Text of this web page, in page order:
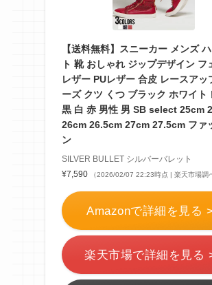
【送料無料】スニーカー メンズ
ト 靴 おしゃれ ジップデザイン フ
レザー PUレザー 合皮 レースアッ
ーズ クツ くつ ブラック ホワイト
黒 白 赤 男性 男 SB select 25cm
26cm 26.5cm 27cm 27.5cm ファ
ン
SILVER BULLET シルバーバレット
¥7,590
（2026/02/07 22:23時点 | 楽天市場調
Amazonで詳細を見る
楽天市場で詳細を見る